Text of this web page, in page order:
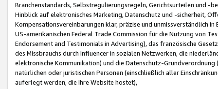
Branchenstandards, Selbstregulierungsregeln, Gerichtsurteilen und -
Hinblick auf elektronisches Marketing, Datenschutz und -sicherheit,
Kompensationsvereinbarungen klar, präzise und unmissverständlich
US-amerikanischen Federal Trade Commission für die Nutzung von
Endorsement and Testimonials in Advertising), das französische
des Missbrauchs durch Influencer in sozialen Netzwerken, die
elektronische Kommunikation) und die Datenschutz-
natürlichen oder juristischen Personen (einschließlich aller
auferlegt werden, die Ihre Website hostet),